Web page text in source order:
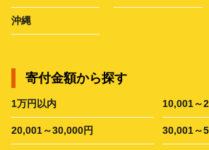
沖縄
寄付金額から探す
1万円以内 10,001～
20,001～30,000円 30,001～